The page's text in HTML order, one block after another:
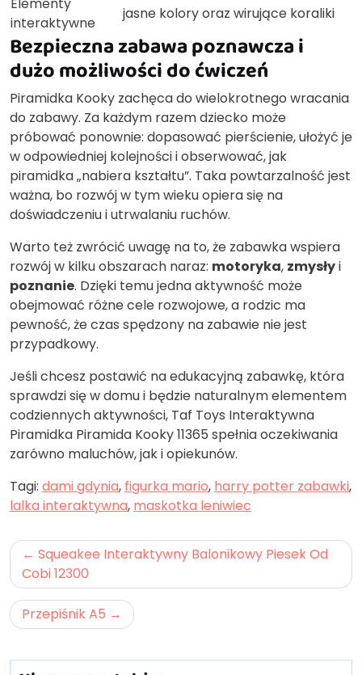
interaktywne
jasne kolory oraz wirujące koraliki
Bezpieczna zabawa poznawcza i
dużo możliwości do ćwiczeń
Piramidka Kooky zachęca do wielokrotnego wracania
do zabawy. Za każdym razem dziecko może
próbować ponownie: dopasować pierścienie, ułożyć je
w odpowiedniej kolejności i obserwować, jak
piramidka „nabiera kształtu”. Taka powtarzalność jest
ważna, bo rozwój w tym wieku opiera się na
doświadczeniu i utrwalaniu ruchów.
Warto też zwrócić uwagę na to, że zabawka wspiera
rozwój w kilku obszarach naraz: motoryka, zmysłyi
poznanie. Dzięki temu jedna aktywność może
obejmować różne cele rozwojowe, a rodzic ma
pewność, że czas spędzony na zabawie nie jest
przypadkowy.
Jeśli chcesz postawić na edukacyjną zabawkę, która
sprawdzi się w domu i będzie naturalnym elementem
codziennych aktywności, Taf Toys Interaktywna
Piramidka Piramida Kooky 11365 spełnia oczekiwania
zarówno maluchów, jak i opiekunów.
Tagi: dami gdynia, figurka mario, harry potter zabawki,
lalka interaktywna, maskotka leniwiec
Nawigacja
wpisu
Squeakee Interaktywny Balonikowy Piesek Od
Cobi 12300
Przepiśnik A5